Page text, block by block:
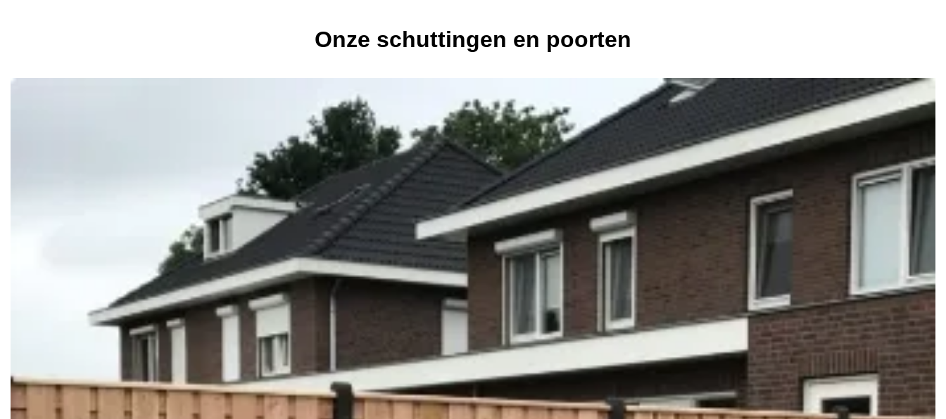
Onze schuttingen en poorten